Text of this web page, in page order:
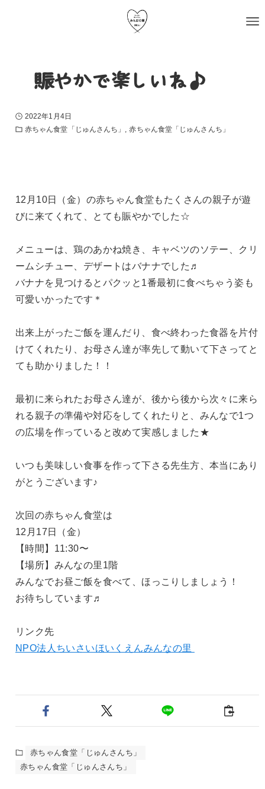
〜賑やかで楽しいね♪〜
2022年1月4日
赤ちゃん食堂「じゅんさんち」
赤ちゃん食堂「じゅんさんち」
12月10日（金）の赤ちゃん食堂もたくさんの親子が遊
びに来てくれて、とても賑やかでした☆
メニューは、鶏のあかね焼き、キャベツのソテー、クリ
ームシチュー、デザートはバナナでした♬
バナナを見つけるとパクッと1番最初に食べちゃう姿も
可愛いかったです＊
出来上がったご飯を運んだり、食べ終わった食器を片付
けてくれたり、お母さん達が率先して動いて下さってと
ても助かりました！！
最初に来られたお母さん達が、後から後から次々に来ら
れる親子の準備や対応をしてくれたりと、みんなで1つ
の広場を作っていると改めて実感しました★
いつも美味しい食事を作って下さる先生方、本当にあり
がとうございます♪
次回の赤ちゃん食堂は
12月17日（金）
【時間】11:30〜
【場所】みんなの里1階
みんなでお昼ご飯を食べて、ほっこりしましょう！
お待ちしています♬
リンク先
NPO法人ちいさいほいくえんみんなの里
赤ちゃん食堂「じゅんさんち」
赤ちゃん食堂「じゅんさんち」